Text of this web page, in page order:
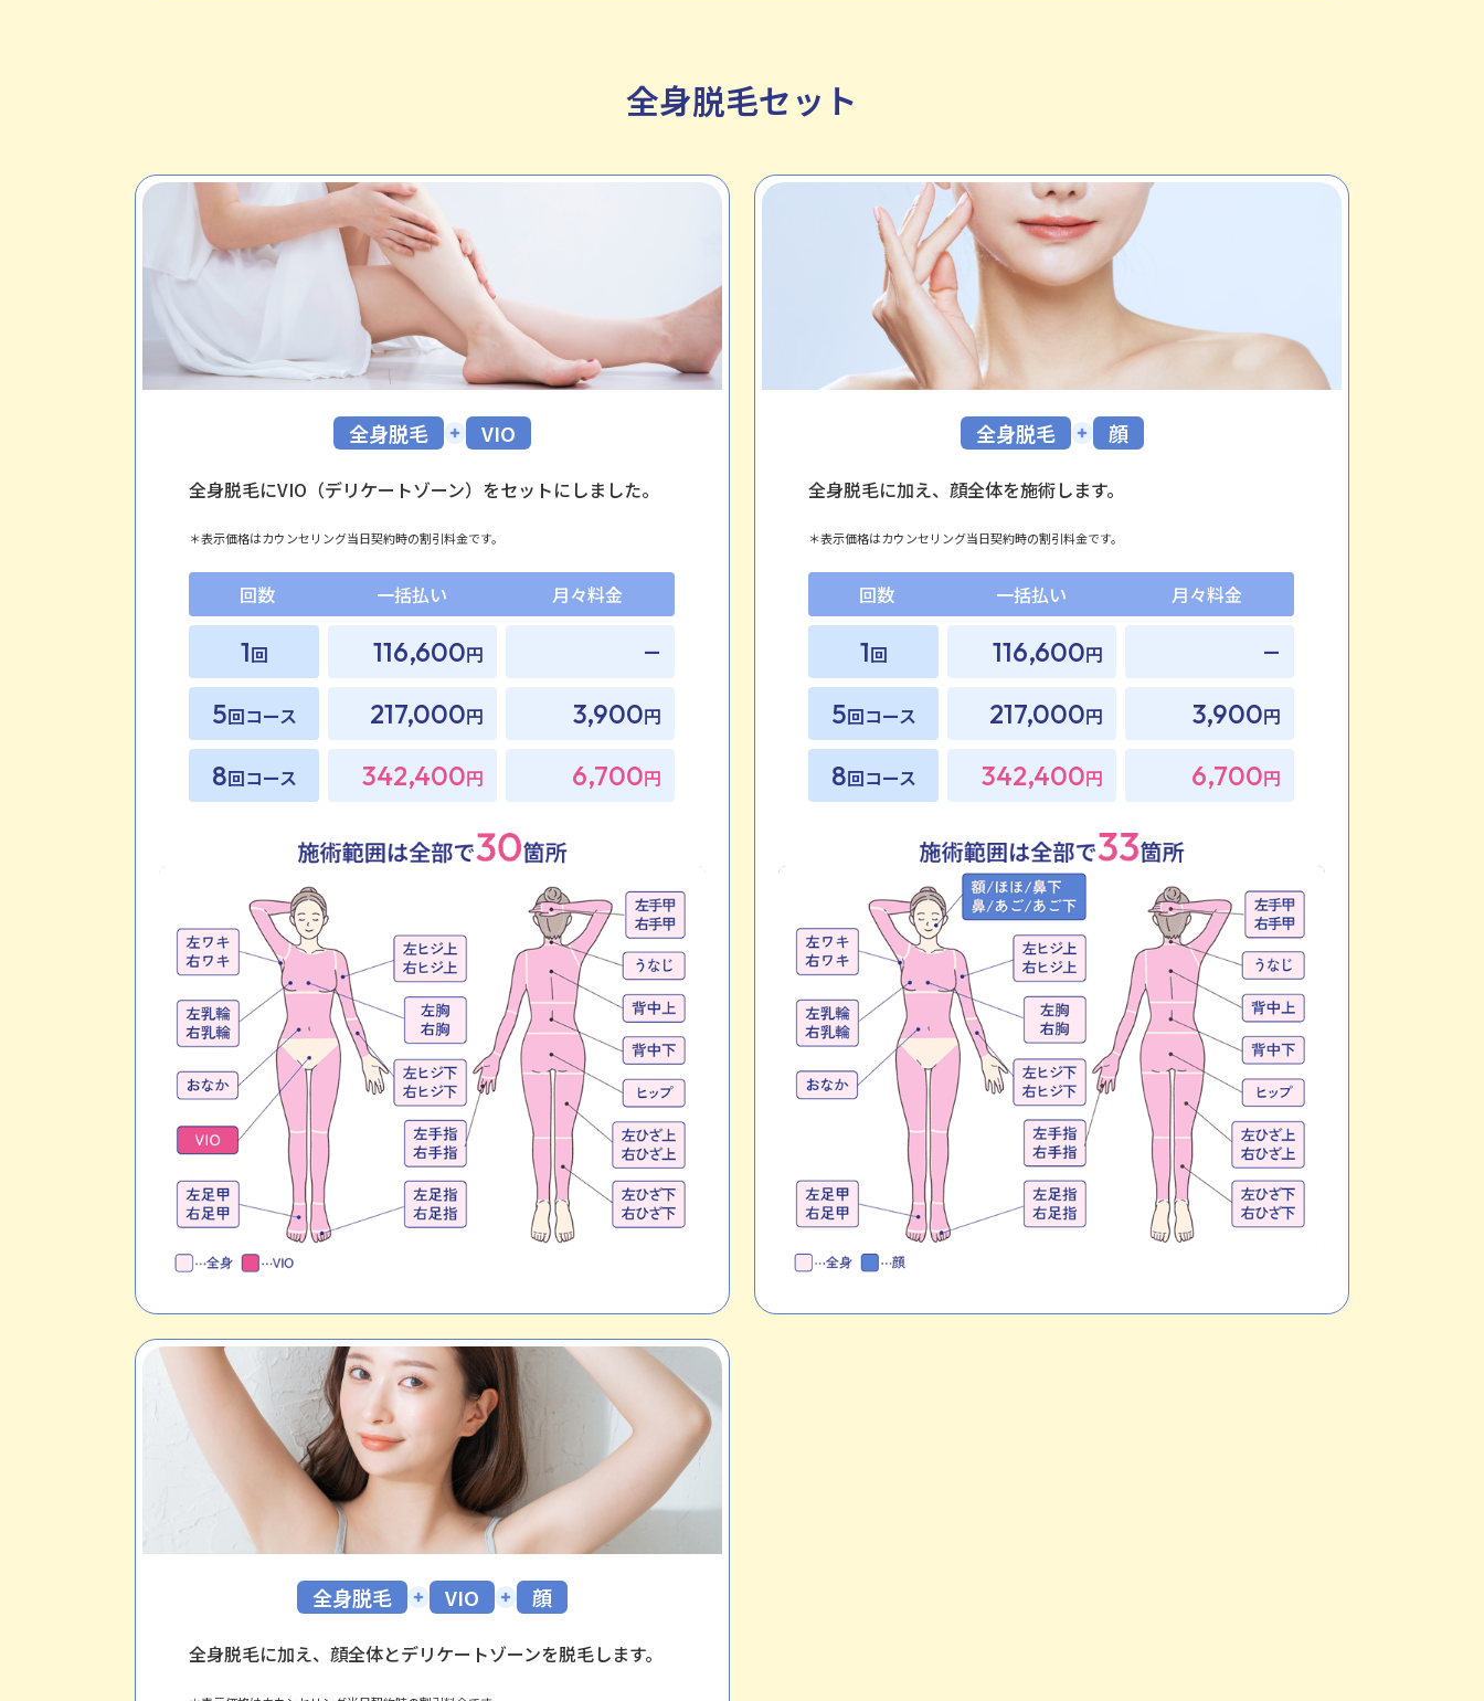
全身脱毛セット
全身脱毛 VIO
全身脱毛にVIO（デリケートゾーン）をセットにしました。
表示価格はカウンセリング当日契約時の割引料金です。
回数 一括払い 月々料金
1回 116,600円 ー
5回コース 217,000円 3,900円
8回コース 342,400円 6,700円
全身脱毛 顔
全身脱毛に加え、顔全体を施術します。
表示価格はカウンセリング当日契約時の割引料金です。
回数 一括払い 月々料金
1回 116,600円 ー
5回コース 217,000円 3,900円
8回コース 342,400円 6,700円
全身脱毛 VIO 顔
全身脱毛に加え、顔全体とデリケートゾーンを脱毛します。